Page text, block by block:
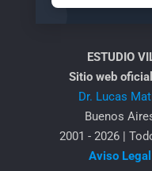
ESTUDIO
Sitio web
Dr. Lucas
Buenos
2001 - 2026 |
Aviso Legal